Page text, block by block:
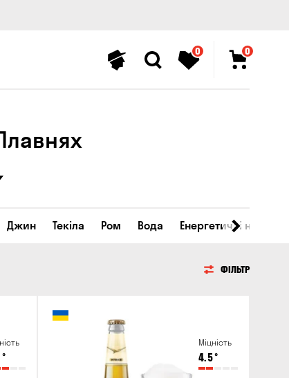
0 0
Джин Текіла Ром Вода Енергетичні напої
ФІЛЬТР
°
Міцність
4.5°